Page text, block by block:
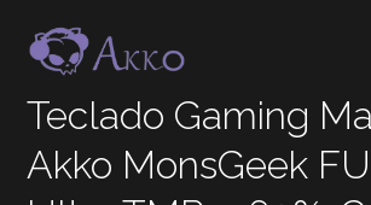
Teclado Gaming
Akko MonsGeek